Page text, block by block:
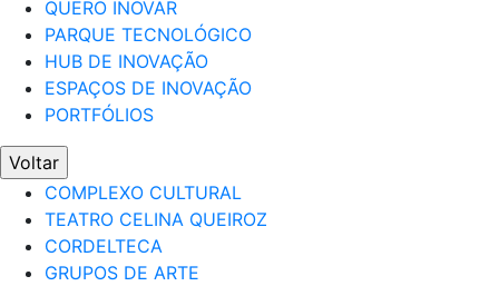
QUERO INOVAR
PARQUE TECNOLÓGICO
HUB DE INOVAÇÃO
ESPAÇOS DE INOVAÇÃO
PORTFÓLIOS
Voltar
COMPLEXO CULTURAL
TEATRO CELINA QUEIROZ
CORDELTECA
GRUPOS DE ARTE